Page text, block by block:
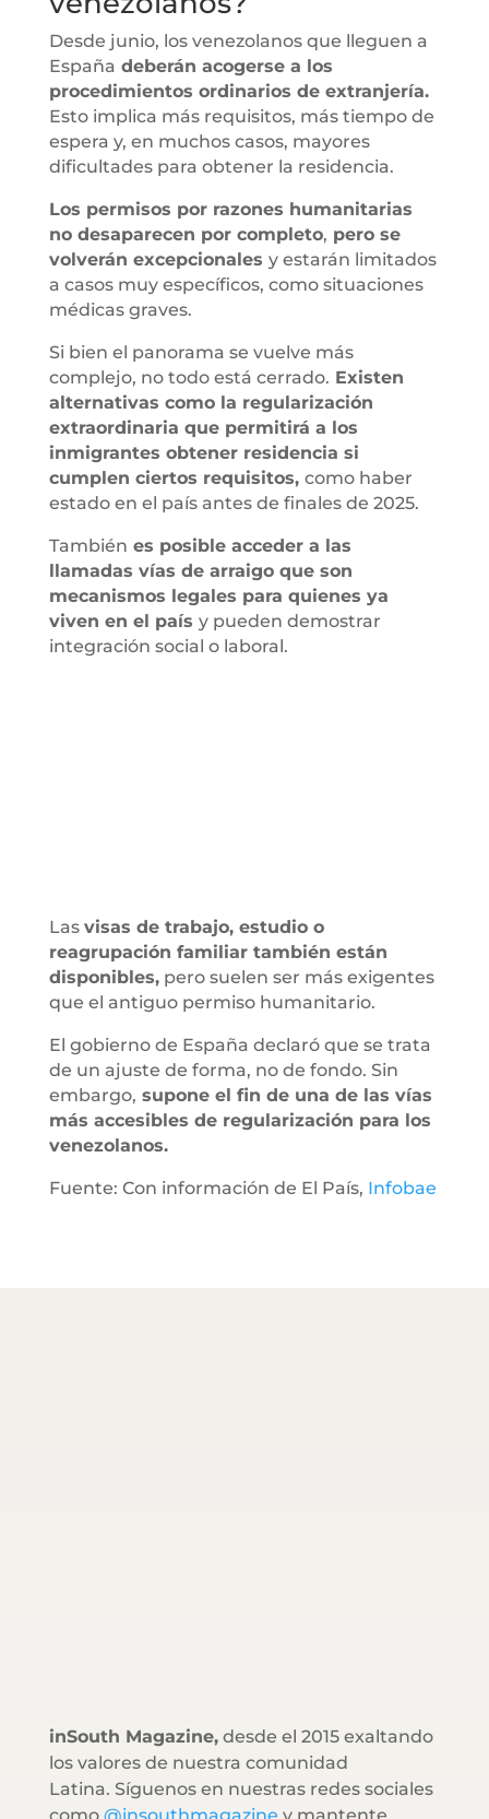
Desde junio, los venezolanos que lleguen a
España deberán acogerse a los
procedimientos ordinarios de extranjería.
Esto implica más requisitos, más tiempo de
espera y, en muchos casos, mayores
dificultades para obtener la residencia.
Los permisos por razones humanitarias
no desaparecen por completo, pero se
volverán excepcionales y estarán limitados
a casos muy específicos, como situaciones
médicas graves.
Si bien el panorama se vuelve más
complejo, no todo está cerrado. Existen
alternativas como la regularización
extraordinaria que permitirá a los
inmigrantes obtener residencia si
cumplen ciertos requisitos, como haber
estado en el país antes de finales de 2025.
También es posible acceder a las
llamadas vías de arraigo que son
mecanismos legales para quienes ya
viven en el país y pueden demostrar
integración social o laboral.
Las visas de trabajo, estudio o
reagrupación familiar también están
disponibles,pero suelen ser más exigentes
que el antiguo permiso humanitario.
El gobierno de España declaró que se trata
de un ajuste de forma, no de fondo. Sin
embargo, supone el fin de una de las vías
más accesibles de regularización para los
venezolanos.
Fuente: Con información de El País, Infobae
inSouth Magazine,desde el 2015 exaltando
los valores de nuestra comunidad
Latina. Síguenos en nuestras redes sociales